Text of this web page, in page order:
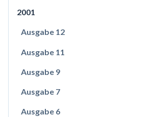
2001
Ausgabe 12
Ausgabe 11
Ausgabe 9
Ausgabe 7
Ausgabe 6